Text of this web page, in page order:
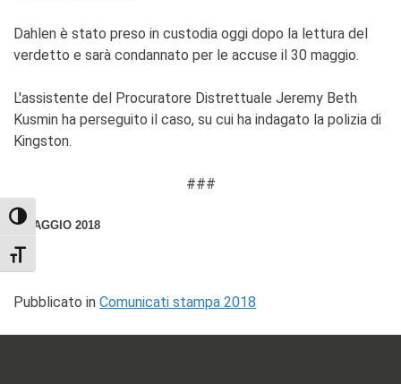
TOGGLE HIGH CONTRAST
TOGGLE FONT SIZE
Dahlen è stato preso in custodia oggi dopo la lettura del
verdetto e sarà condannato per le accuse il 30 maggio.
L'assistente del Procuratore Distrettuale Jeremy Beth
Kusmin ha perseguito il caso, su cui ha indagato la polizia di
Kingston.
###
1 MAGGIO 2018
Pubblicato in Comunicati stampa 2018